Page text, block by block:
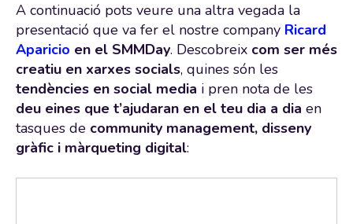
A continuació pots veure una altra vegada la
presentació que va fer el nostre company Ricard
Aparicio en el SMMDay. Descobreix com ser més
creatiu en xarxes socials, quines són les
tendències en social media i pren nota de les
deu eines que t’ajudaran en el teu dia a dia en
tasques de community management, disseny
gràfic i màrqueting digital: